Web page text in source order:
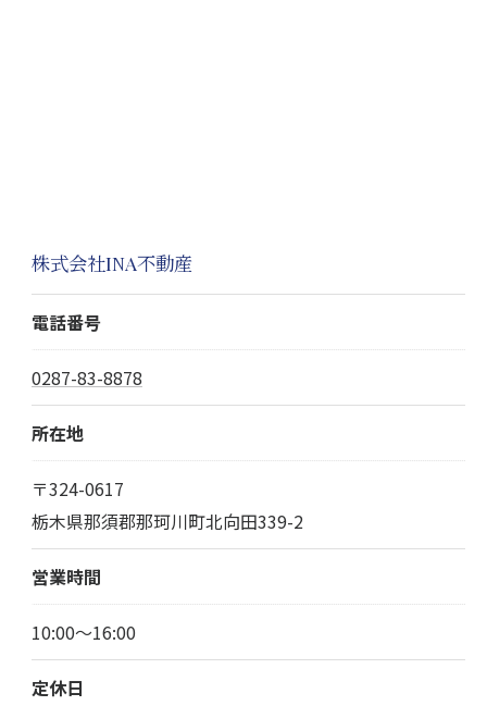
株式会社INA不動産
電話番号
0287-83-8878
所在地
〒324-0617
栃木県那須郡那珂川町北向田339-2
営業時間
10:00～16:00
定休日